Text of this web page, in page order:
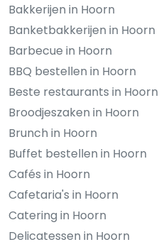
Bakkerijen in Hoorn
Banketbakkerijen in Hoorn
Barbecue in Hoorn
BBQ bestellen in Hoorn
Beste restaurants in Hoorn
Broodjeszaken in Hoorn
Brunch in Hoorn
Buffet bestellen in Hoorn
Cafés in Hoorn
Cafetaria's in Hoorn
Catering in Hoorn
Delicatessen in Hoorn